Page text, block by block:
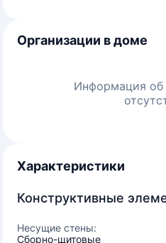
Организации в доме
Информация об
Характеристики
Конструктивные
Несущие стены:
Сборно-щитовые